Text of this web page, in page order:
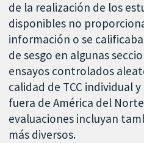
de la realización de los
disponibles no
información o se
de sesgo en algunas
ensayos controlados
calidad de TCC individual
fuera de América del
evaluaciones incluyan
más diversos.